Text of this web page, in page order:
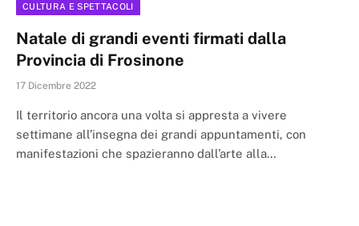
CULTURA E SPETTACOLI
Natale di grandi eventi firmati dalla
Provincia di Frosinone
17 Dicembre 2022
Il territorio ancora una volta si appresta a vivere
settimane all’insegna dei grandi appuntamenti, con
manifestazioni che spazieranno dall’arte alla…